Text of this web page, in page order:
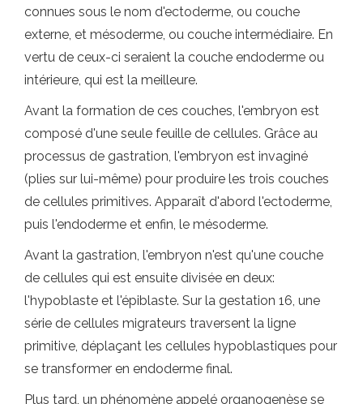
connues sous le nom d'ectoderme, ou couche
externe, et mésoderme, ou couche intermédiaire. En
vertu de ceux-ci seraient la couche endoderme ou
intérieure, qui est la meilleure.
Avant la formation de ces couches, l'embryon est
composé d'une seule feuille de cellules. Grâce au
processus de gastration, l'embryon est invaginé
(plies sur lui-même) pour produire les trois couches
de cellules primitives. Apparaît d'abord l'ectoderme,
puis l'endoderme et enfin, le mésoderme.
Avant la gastration, l'embryon n'est qu'une couche
de cellules qui est ensuite divisée en deux:
l'hypoblaste et l'épiblaste. Sur la gestation 16, une
série de cellules migrateurs traversent la ligne
primitive, déplaçant les cellules hypoblastiques pour
se transformer en endoderme final.
Plus tard, un phénomène appelé organogenèse se